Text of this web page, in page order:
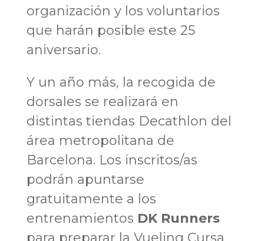
organización y los voluntarios
que harán posible este 25
aniversario.
Y un año más, la recogida de
dorsales se realizará en
distintas tiendas Decathlon del
área metropolitana de
Barcelona. Los inscritos/as
podrán apuntarse
gratuitamente a los
entrenamientos DK Runners
para preparar la Vueling Cursa